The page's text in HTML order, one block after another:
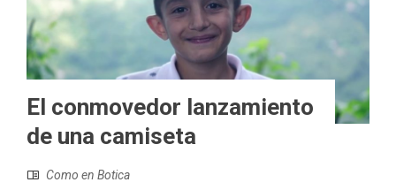
El conmovedor lanzamiento
de una camiseta
Como en Botica